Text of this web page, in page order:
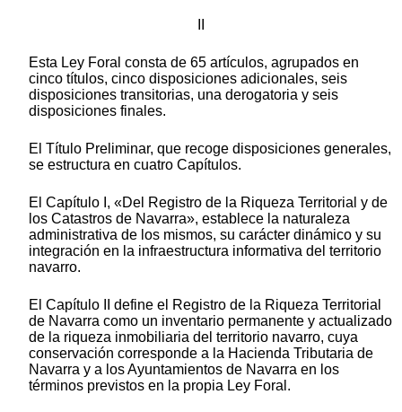
Esta Ley Foral consta de 65 artículos, agrupados en
cinco títulos, cinco disposiciones adicionales, seis
disposiciones transitorias, una derogatoria y seis
disposiciones finales.
El Título Preliminar, que recoge disposiciones generales,
se estructura en cuatro Capítulos.
El Capítulo I, «Del Registro de la Riqueza Territorial y de
los Catastros de Navarra», establece la naturaleza
administrativa de los mismos, su carácter dinámico y su
integración en la infraestructura informativa del territorio
navarro.
El Capítulo II define el Registro de la Riqueza Territorial
de Navarra como un inventario permanente y actualizado
de la riqueza inmobiliaria del territorio navarro, cuya
conservación corresponde a la Hacienda Tributaria de
Navarra y a los Ayuntamientos de Navarra en los
términos previstos en la propia Ley Foral.